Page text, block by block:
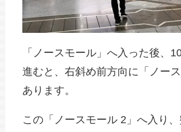
「ノースモール」へ入った後、
進むと、右斜め前方向に「ノー
あります。
この「ノースモール 2」へ入り